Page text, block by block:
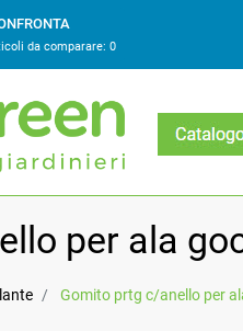
da comparare: 0
per ala
Gomito prtg c/anello per